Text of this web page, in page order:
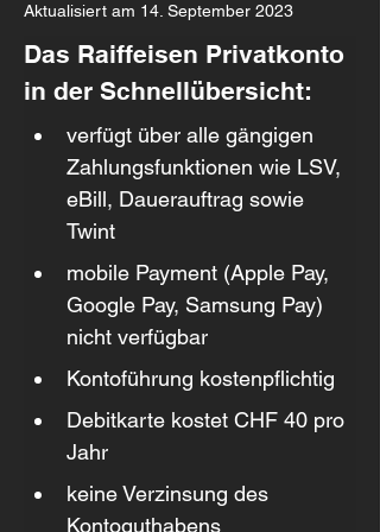
Aktualisiert am 14. September 2023
Das Raiffeisen Privatkonto
in der Schnellübersicht:
verfügt über alle gängigen
Zahlungsfunktionen wie LSV,
eBill, Dauerauftrag sowie
Twint
mobile Payment (Apple Pay,
Google Pay, Samsung Pay)
nicht verfügbar
Kontoführung kostenpflichtig
Debitkarte kostet CHF 40 pro
Jahr
keine Verzinsung des
Kontoguthabens